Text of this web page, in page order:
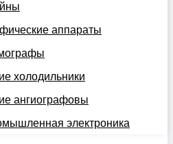
аппараты
холодильники
ангиографовы
электроника